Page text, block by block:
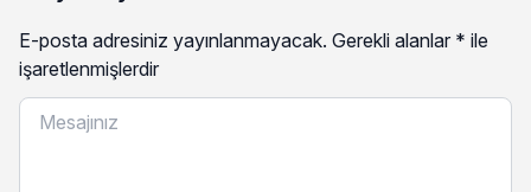
E-posta adresiniz yayınlanmayacak. Gerekli alanlar * ile
işaretlenmişlerdir